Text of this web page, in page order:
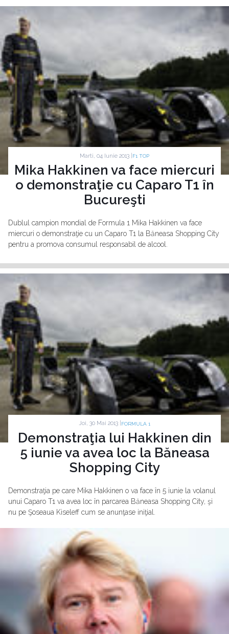
Marti, 04 Iunie 2013 | F1 TOP
Mika Hakkinen va face miercuri
o demonstraţie cu Caparo T1 în
Bucureşti
Dublul campion mondial de Formula 1 Mika Hakkinen va face
miercuri o demonstraţie cu un Caparo T1 la Băneasa Shopping City
pentru a promova consumul responsabil de alcool.
Joi, 30 Mai 2013 | FORMULA 1
Demonstraţia lui Hakkinen din
5 iunie va avea loc la Băneasa
Shopping City
Demonstraţia pe care Mika Hakkinen o va face în 5 iunie la volanul
unui Caparo T1 va avea loc în parcarea Băneasa Shopping City, şi
nu pe Şoseaua Kiseleff cum se anunţase iniţial.